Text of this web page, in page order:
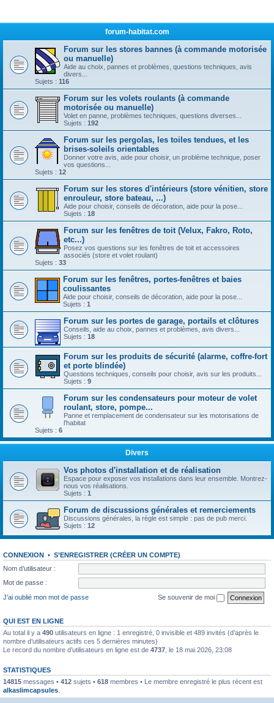
forum-habitat.com
Forum sur les stores bannes (à commande motorisée
ou manuelle)
Aide au choix, pannes et problèmes, questions techniques, avis
divers...
Sujets : 116
Forum sur les volets roulants (à commande
motorisée ou manuelle)
Volet en panne, problèmes techniques, questions diverses...
Sujets : 192
Forum sur les pergolas, les toiles tendues, et les
brises-soleils orientables
Donner votre avis, aide pour choisir, un problème technique, poser
vos questions...
Sujets : 12
Forum sur les stores d'intérieurs (store vénitien, store
enrouleur, store bateau, ...)
Aide pour choisir, conseils de décoration, aide pour la pose...
Sujets : 18
Forum sur les fenêtres de toit (Velux, Fakro, Roto,
etc...)
Posez vos questions sur les fenêtres de toit et accessoires
associés (store et volet roulant)
Sujets : 33
Forum sur les fenêtres, portes-fenêtres et baies
coulissantes
Aide pour choisir, conseils de décoration, aide pour la pose...
Sujets : 1
Forum sur les portes de garage, portails et clôtures
Conseils, aide au choix, pannes et problèmes, avis divers...
Sujets : 18
Forum sur les produits de sécurité (alarme, coffre-fort
et porte blindée)
Questions techniques, conseils pour choisir, avis sur les produits...
Sujets : 9
Forum sur les condensateurs pour moteur de volet
roulant, store, pompe...
Panne et remplacement de condensateur sur les motorisations de
l'habitat
Sujets : 6
Divers
Vos photos d'installation et de réalisation
Espace pour exposer vos installations dans leur ensemble. Montrez-
nous vos réalisations.
Sujets : 1
Forum de discussions générales et remerciements
Discussions générales, la règle est simple : pas de pub merci.
Sujets : 12
CONNEXION • S’ENREGISTRER (CRÉER UN COMPTE)
Nom d’utilisateur :
Mot de passe :
J’ai oublié mon mot de passe
Se souvenir de moi
QUI EST EN LIGNE
Au total il y a 490 utilisateurs en ligne : 1 enregistré, 0 invisible et 489 invités (d’après le
nombre d’utilisateurs actifs ces 5 dernières minutes)
Le record du nombre d’utilisateurs en ligne est de 4737 , le 18 mai 2026, 23:08
STATISTIQUES
14815 messages • 412 sujets • 618 membres • Le membre enregistré le plus récent est
alkaslimcapsules